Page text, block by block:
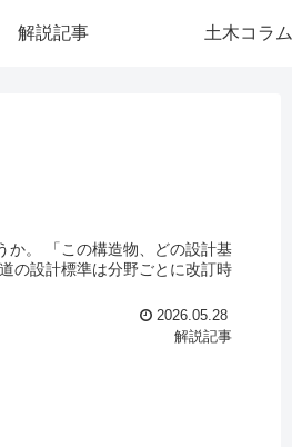
解説記事 土木コラム
か。 「この構造物、どの設計基
の設計標準は分野ごとに改訂時
2026.05.28
解説記事